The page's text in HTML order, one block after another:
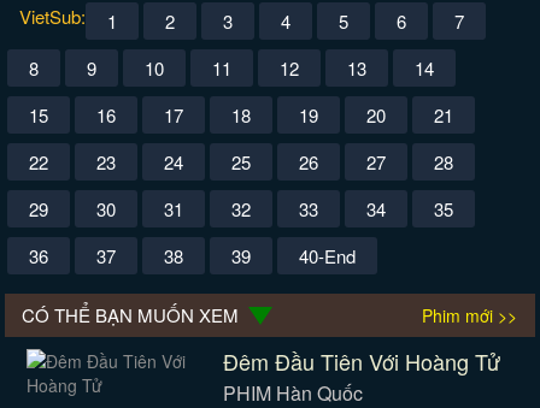
VietSub:
1 2 3 4 5 6
7
8
9 10 11 12 13
14
15
16 17 18 19 20
21
22
23 24 25 26 27
28
29
30 31 32 33 34
35
36
37 38 39 40-End
CÓ THỂ BẠN MUỐN XEM Phim mới >>
Đêm Đầu Tiên Với Hoàng Tử
PHIM Hàn Quốc